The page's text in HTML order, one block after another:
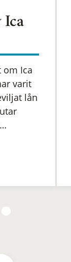
Ica
om Ica
varit
lån